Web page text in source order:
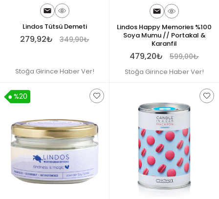
Lindos Tütsü Demeti
279,92₺ 349,90₺
Stoğa Girince Haber Ver!
Lindos Happy Memories %100
Soya Mumu // Portakal &
Karanfil
479,20₺ 599,00₺
Stoğa Girince Haber Ver!
%20